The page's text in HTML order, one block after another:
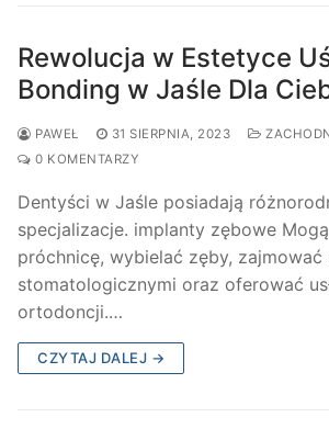
Rewolucja w Estetyce
Bonding w Jaśle Dla
PAWEŁ 31 SIERPNIA, 2023
0 KOMENTARZY
Dentyści w Jaśle posiadają
specjalizacje. implanty zębowe
próchnicę, wybielać zęby, zajmować
stomatologicznymi oraz oferować
ortodoncji.…
CZYTAJ DALEJ →